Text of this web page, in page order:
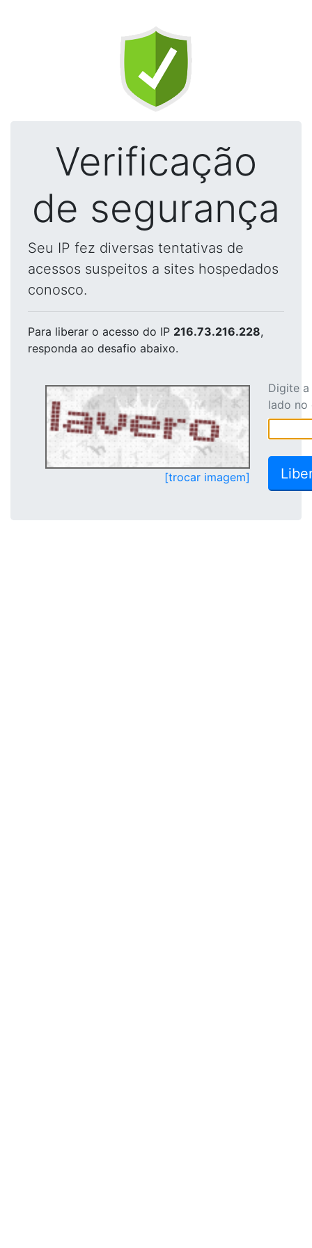
Verificação
de segurança
Seu IP fez diversas tentativas de
acessos suspeitos a sites hospedados
conosco.
Para liberar o acesso do IP 216.73.216.228,
responda ao desafio abaixo.
[trocar imagem]
Digite
lado no